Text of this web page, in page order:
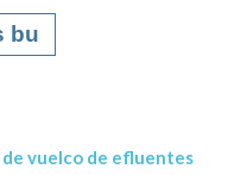
vuelco de efluentes